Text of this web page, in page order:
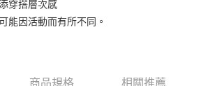
穿搭層次感
能因活動而有所不同。
商品規格 相關推薦